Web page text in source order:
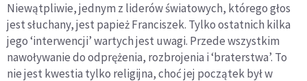
Niewątpliwie, jednym z liderów światowych, którego głos
jest słuchany, jest papież Franciszek. Tylko ostatnich kilka
jego ‘interwencji’ wartych jest uwagi. Przede wszystkim
nawoływanie do odprężenia, rozbrojenia i ‘braterstwa’. To
nie jest kwestia tylko religijna, choć jej początek był w